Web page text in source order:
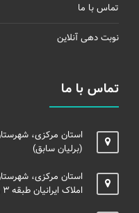
تماس با ما
نوبت دهی آنلاین
تماس با ما
استان مرکزی،
(برلیان سابق)
استان مرکزی،
املاک ایرانیان طبقه ۳ واحد مجاور مطب دکتر جلالی